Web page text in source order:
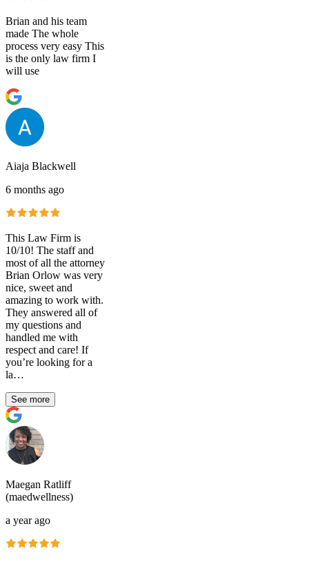
Brian and his team
made The whole
process very easy This
is the only law firm I
will use
Aiaja Blackwell
6 months ago
This Law Firm is
10/10! The staff and
most of all the attorney
Brian Orlow was very
nice, sweet and
amazing to work with.
They answered all of
my questions and
handled me with
respect and care! If
you’re looking for a
la…
See more
Maegan Ratliff
(maedwellness)
a year ago